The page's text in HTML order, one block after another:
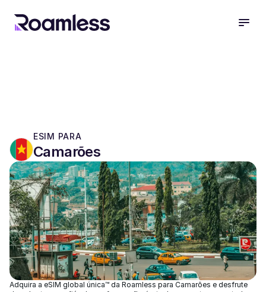
ESIM PARA
Camarões
Adquira a eSIM global única™ da Roamless para Camarões e desfrute